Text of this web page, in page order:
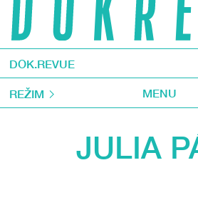
DOK.REVUE
REŽIM MENU
JULIA